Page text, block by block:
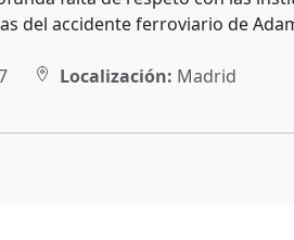
del accidente ferroviario de
Localización: Madrid